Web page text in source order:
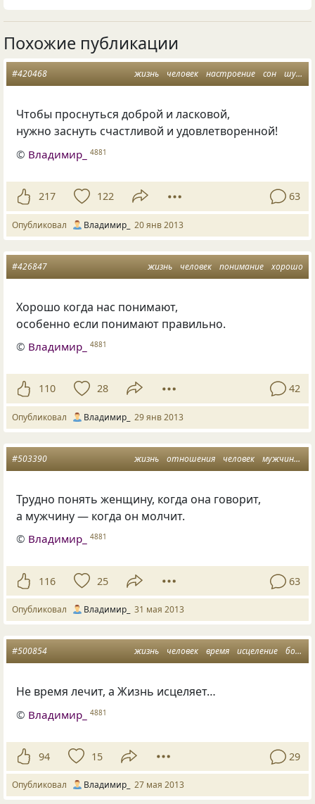
Похожие публикации
жизнь человек настроение сон шутка
#420468
Чтобы проснуться доброй и ласковой,
нужно заснуть счастливой и удовлетворенной!
© Владимир_ 4881
217 122 63
Опубликовал Владимир_ 20 янв 2013
жизнь человек понимание хорошо
#426847
Хорошо когда нас понимают,
особенно если понимают правильно.
© Владимир_ 4881
110 28 42
Опубликовал Владимир_ 29 янв 2013
жизнь отношения человек мужчина и женщина
#503390
Трудно понять женщину, когда она говорит,
а мужчину — когда он молчит.
© Владимир_ 4881
116 25 63
Опубликовал Владимир_ 31 мая 2013
жизнь человек время исцеление болезнь
#500854
Не время лечит, а Жизнь исцеляет…
© Владимир_ 4881
94 15 29
Опубликовал Владимир_ 27 мая 2013